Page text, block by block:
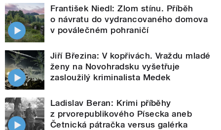
František Niedl: Zlom stínu. Příběh
o návratu do vydrancovaného domova
v poválečném pohraničí
Jiří Březina: V kopřivách. Vraždu mladé
ženy na Novohradsku vyšetřuje
zasloužilý kriminalista Medek
Ladislav Beran: Krimi příběhy
z prvorepublikového Písecka aneb
Četnická pátračka versus galérka